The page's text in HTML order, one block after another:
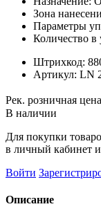
Зона
Параметры
Количество в
Штрихкод:
Артикул: LN
Рек. розничная
В наличии
Для покупки
в личный кабинет
Войти
Описание